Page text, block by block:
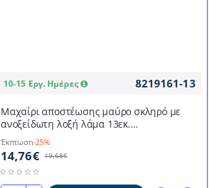
10-15 Εργ. Ημέρες 8219161-13
Μαχαίρι αποστέωσης μαύρο σκληρό με
ανοξείδωτη λοξή λάμα 13εκ.
επαγγελματικό ExpertGrip 2K DICK
Έκπτωση-25%
14,76€ 19,68€